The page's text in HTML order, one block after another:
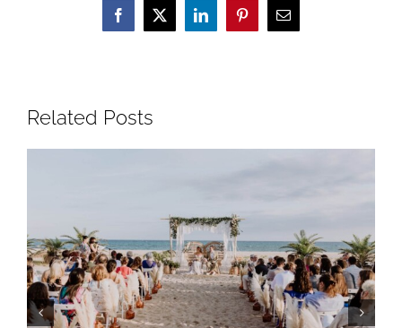
Facebook
X LinkedInPinterestEmail
Related Posts